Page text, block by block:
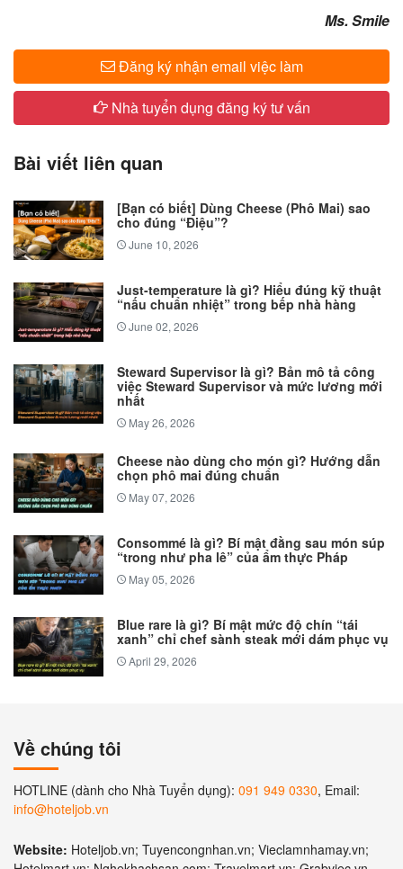
Ms. Smile
Đăng ký nhận email việc làm
Nhà tuyển dụng đăng ký tư vấn
Bài viết liên quan
[Bạn có biết] Dùng Cheese (Phô Mai) sao
cho đúng “Điệu”?
June 10, 2026
Just-temperature là gì? Hiểu đúng kỹ thuật
“nấu chuẩn nhiệt” trong bếp nhà hàng
June 02, 2026
Steward Supervisor là gì? Bản mô tả công
việc Steward Supervisor và mức lương mới
nhất
May 26, 2026
Cheese nào dùng cho món gì? Hướng dẫn
chọn phô mai đúng chuẩn
May 07, 2026
Consommé là gì? Bí mật đằng sau món súp
“trong như pha lê” của ẩm thực Pháp
May 05, 2026
Blue rare là gì? Bí mật mức độ chín “tái
xanh” chỉ chef sành steak mới dám phục vụ
April 29, 2026
Về chúng tôi
HOTLINE (dành cho Nhà Tuyển dụng): 091 949 0330, Email:
info@hoteljob.vn
Website: Hoteljob.vn; Tuyencongnhan.vn; Vieclamnhamay.vn;